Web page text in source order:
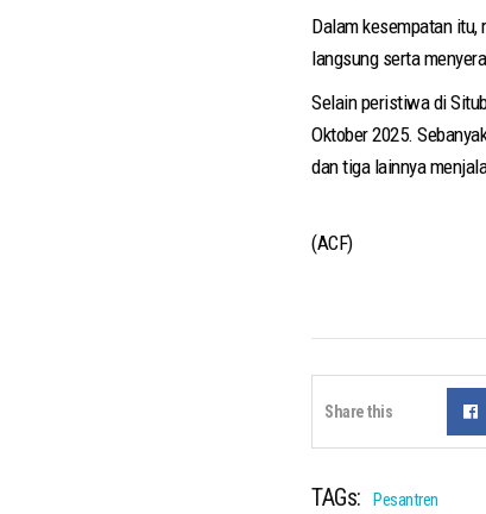
Dalam kesempatan itu,
langsung serta
Selain peristiwa di
Oktober 2025.
dan tiga lainnya
(ACF)
Share this
TAGs: Pesantren